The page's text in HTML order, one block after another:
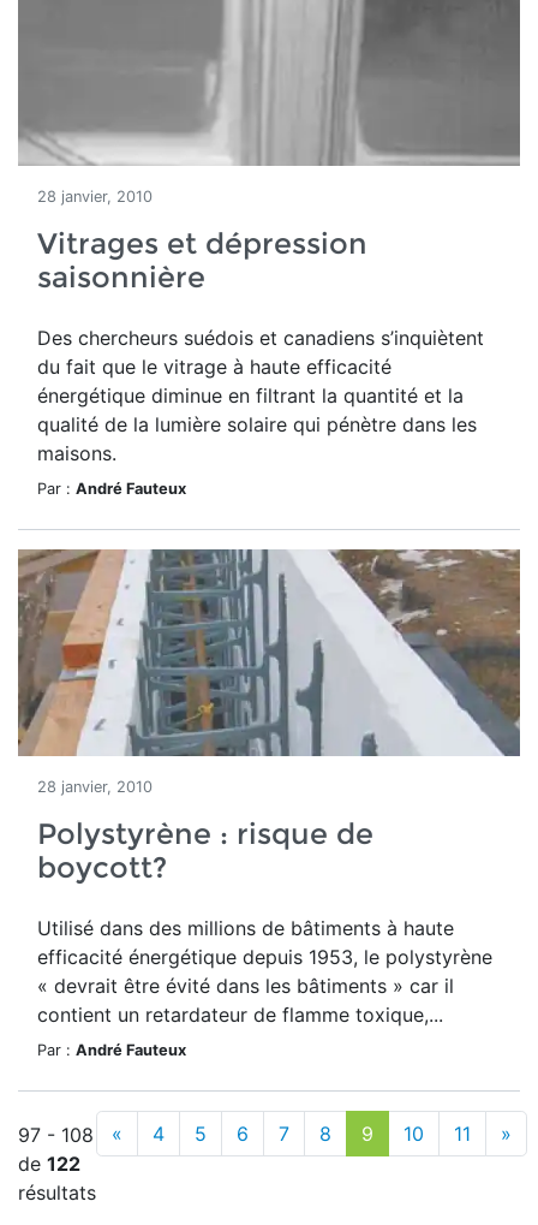
28 janvier, 2010
Vitrages et dépression
saisonnière
Des chercheurs suédois et canadiens s’inquiètent
du fait que le vitrage à haute efficacité
énergétique diminue en filtrant la quantité et la
qualité de la lumière solaire qui pénètre dans les
maisons.
Par : André Fauteux
28 janvier, 2010
Polystyrène : risque de
boycott?
Utilisé dans des millions de bâtiments à haute
efficacité énergétique depuis 1953, le polystyrène
« devrait être évité dans les bâtiments » car il
contient un retardateur de flamme toxique,...
Par : André Fauteux
97 - 108
de 122
résultats
« 4 5 6 7 8 9 10 11 »